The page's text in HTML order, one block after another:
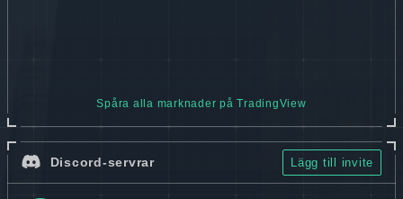
Spåra alla marknader på TradingView
Discord-servrar Lägg till invite